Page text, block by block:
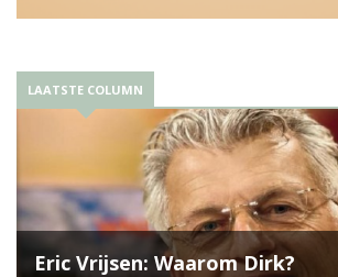
LAATSTE COLUMN
Eric Vrijsen: Waarom Dirk?